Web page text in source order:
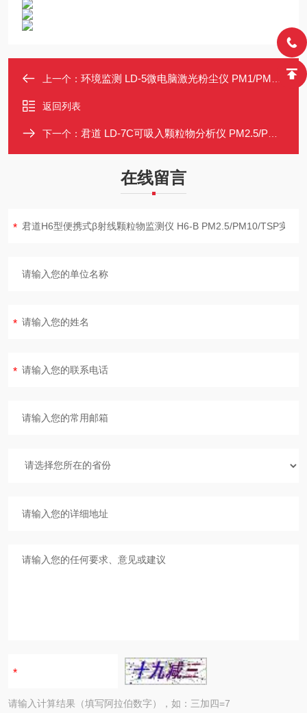
上一个： 环境监测 LD-5微电脑激光粉尘仪 PM1/PM2.5/PM10/TSP内置滤膜采样
返回列表
下一个： 君道 LD-7C可吸入颗粒物分析仪 PM2.5/PM10/TSP多粒径检测 光散射法
在线留言
请输入计算结果（填写阿拉伯数字），如：三加四=7